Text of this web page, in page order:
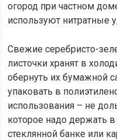
огород при частном
используют нитратные
Свежие серебристо-
листочки хранят в
обернуть их бумажной
упаковать в
использования – не
которое надо держать
стеклянной банке или